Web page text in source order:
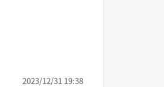
2023/12/31 19:38